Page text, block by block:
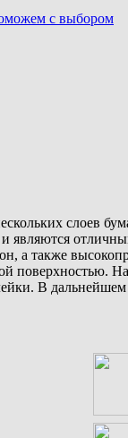
с выбором
слоев
являются
а также
поверхностью.
В